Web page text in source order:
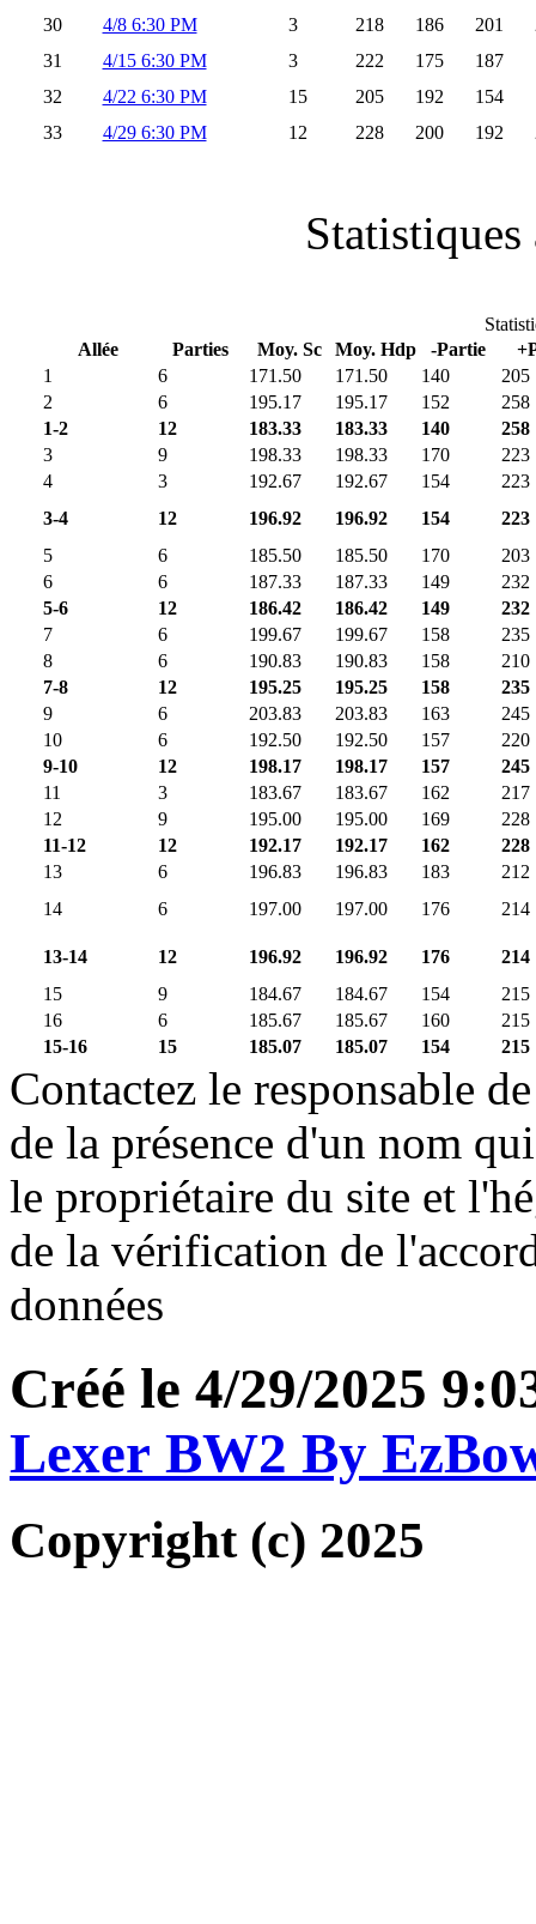
30
4/8 6:30 PM 3 218 186 201
31
4/15 6:30 PM 3 222 175 187
32
4/22 6:30 PM 15 205 192 154
33
4/29 6:30 PM 12 228 200 192
Allée
Parties Moy. Sc Moy. Hdp -Partie
1
6 171.50 171.50 140
205
2
6 195.17 195.17 152
258
1-2
12 183.33 183.33 140
258
3
9 198.33 198.33 170
223
4
3 192.67 192.67 154
223
3-4
12 196.92 196.92 154
223
5
6 185.50 185.50 170
203
6
6 187.33 187.33 149
232
5-6
12 186.42 186.42 149
232
7
6 199.67 199.67 158
235
8
6 190.83 190.83 158
210
7-8
12 195.25 195.25 158
235
9
6 203.83 203.83 163
245
10
6 192.50 192.50 157
220
9-10
12 198.17 198.17 157
245
11
3 183.67 183.67 162
217
12
9 195.00 195.00 169
228
11-12
12 192.17 192.17 162
228
13
6 196.83 196.83 183
212
14
6 197.00 197.00 176 214
13-14 12 196.92 196.92 176
214
15
9 184.67 184.67 154
215
16
6 185.67 185.67 160
215
15-16
15 185.07 185.07 154 215
Contactez le responsable
de la présence d'un nom
le propriétaire du site et
de la vérification de
données
Créé le 4/29/2025
Lexer BW2 By
Copyright (c) 2025